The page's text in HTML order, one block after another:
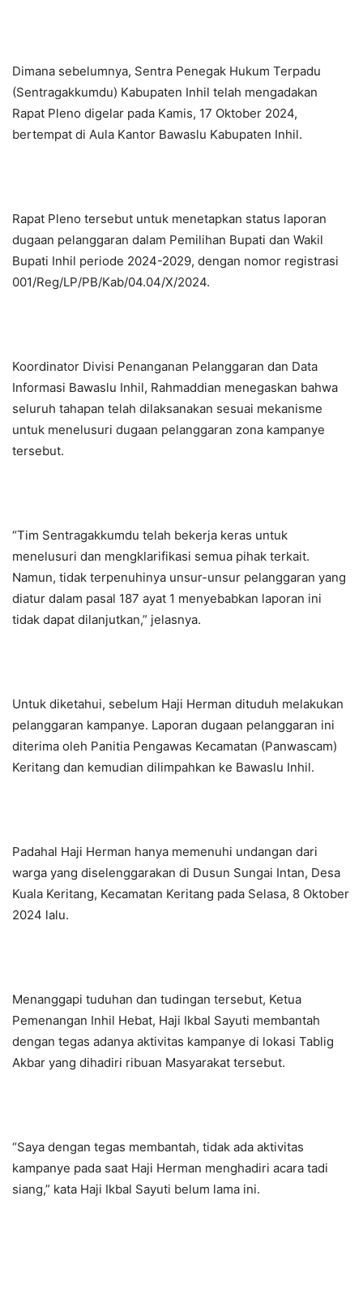
Dimana sebelumnya, Sentra Penegak Hukum Terpadu
(Sentragakkumdu) Kabupaten Inhil telah mengadakan
Rapat Pleno digelar pada Kamis, 17 Oktober 2024,
bertempat di Aula Kantor Bawaslu Kabupaten Inhil.
Rapat Pleno tersebut untuk menetapkan status laporan
dugaan pelanggaran dalam Pemilihan Bupati dan Wakil
Bupati Inhil periode 2024-2029, dengan nomor registrasi
001/Reg/LP/PB/Kab/04.04/X/2024.
Koordinator Divisi Penanganan Pelanggaran dan Data
Informasi Bawaslu Inhil, Rahmaddian menegaskan bahwa
seluruh tahapan telah dilaksanakan sesuai mekanisme
untuk menelusuri dugaan pelanggaran zona kampanye
tersebut.
“Tim Sentragakkumdu telah bekerja keras untuk
menelusuri dan mengklarifikasi semua pihak terkait.
Namun, tidak terpenuhinya unsur-unsur pelanggaran yang
diatur dalam pasal 187 ayat 1 menyebabkan laporan ini
tidak dapat dilanjutkan,” jelasnya.
Untuk diketahui, sebelum Haji Herman dituduh melakukan
pelanggaran kampanye. Laporan dugaan pelanggaran ini
diterima oleh Panitia Pengawas Kecamatan (Panwascam)
Keritang dan kemudian dilimpahkan ke Bawaslu Inhil.
Padahal Haji Herman hanya memenuhi undangan dari
warga yang diselenggarakan di Dusun Sungai Intan, Desa
Kuala Keritang, Kecamatan Keritang pada Selasa, 8 Oktober
2024 lalu.
Menanggapi tuduhan dan tudingan tersebut, Ketua
Pemenangan Inhil Hebat, Haji Ikbal Sayuti membantah
dengan tegas adanya aktivitas kampanye di lokasi Tablig
Akbar yang dihadiri ribuan Masyarakat tersebut.
“Saya dengan tegas membantah, tidak ada aktivitas
kampanye pada saat Haji Herman menghadiri acara tadi
siang,” kata Haji Ikbal Sayuti belum lama ini.